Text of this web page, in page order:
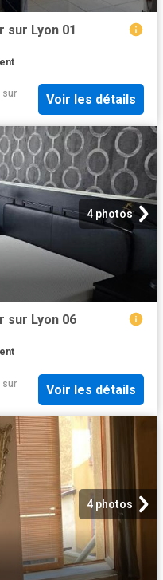
sur Lyon 01
sur
Voir les détails
4 photos
sur Lyon 06
sur
Voir les détails
4 photos